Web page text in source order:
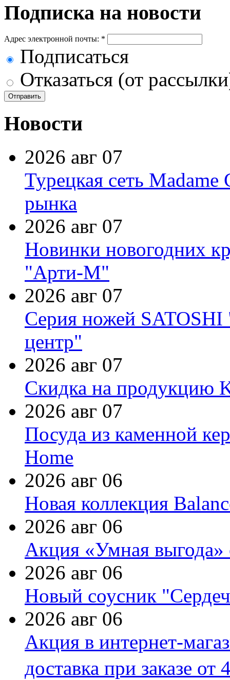
Подписка на новости
Адрес электронной почты: *
Подписаться
Отказаться (от
Новости
2026 авг 07
Турецкая сеть Madame
рынка
2026 авг 07
Новинки новогодних
"Арти-М"
2026 авг 07
Серия ножей
центр"
2026 авг 07
Скидка на продукцию
2026 авг 07
Посуда из каменной
Home
2026 авг 06
Новая коллекция
2026 авг 06
Акция «Умная выгода»
2026 авг 06
Новый соусник
2026 авг 06
Акция в интернет-
доставка при заказе от